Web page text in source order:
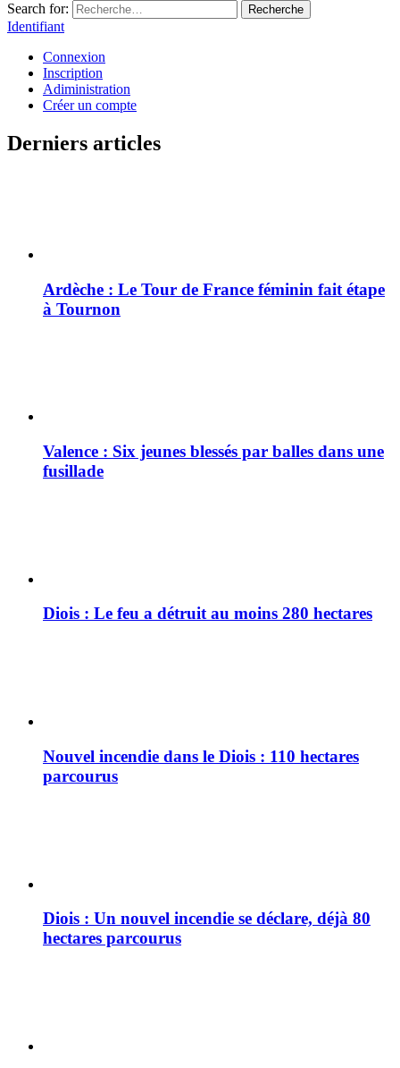
Search for:
Recherche
Identifiant
Connexion
Inscription
Adiministration
Créer un compte
Derniers articles
Ardèche : Le Tour de France féminin fait étape
à Tournon
Valence : Six jeunes blessés par balles dans une
fusillade
Diois : Le feu a détruit au moins 280 hectares
Nouvel incendie dans le Diois : 110 hectares
parcourus
Diois : Un nouvel incendie se déclare, déjà 80
hectares parcourus